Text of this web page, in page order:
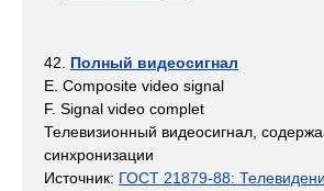
42. Полный видеосигнал
E. Composite video signal
F. Signal video complet
Телевизионный видеосигнал,
синхронизации
Источник: ГОСТ 21879-88: